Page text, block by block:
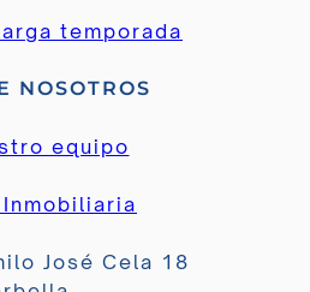
temporada
NOSOTROS
equipo
Inmobiliaria
José Cela 18